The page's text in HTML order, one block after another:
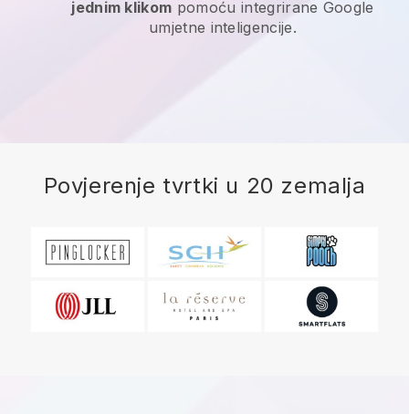
jednim klikom pomoću integrirane Google
umjetne inteligencije.
Povjerenje tvrtki u 20 zemalja